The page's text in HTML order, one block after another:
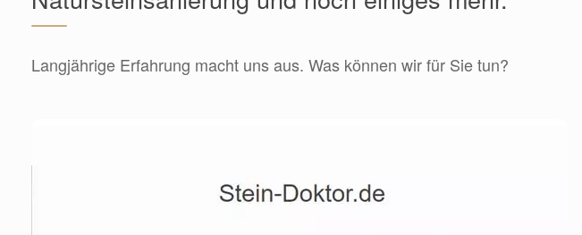
Langjährige Erfahrung macht uns aus. Was können wir für Sie tun?